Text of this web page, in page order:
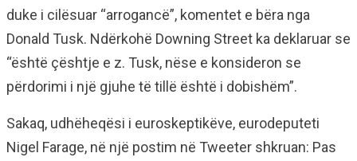
duke i cilësuar “arrogancë”, komentet e bëra nga
Donald Tusk. Ndërkohë Downing Street ka deklaruar se
“është çështje e z. Tusk, nëse e konsideron se
përdorimi i një gjuhe të tillë është i dobishëm”.
Sakaq, udhëheqësi i euroskeptikëve, eurodeputeti
Nigel Farage, në një postim në Tweeter shkruan: Pas